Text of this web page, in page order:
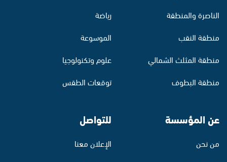
الناصرة والمنطقة
منطقة النقب
منطقة المثلث الشمالي
منطقة البطوف
رياضة
الموسوعة
علوم وتكنولوجيا
توقعات الطقس
عن المؤسسة
من نحن
للتواصل
الإعلان معنا